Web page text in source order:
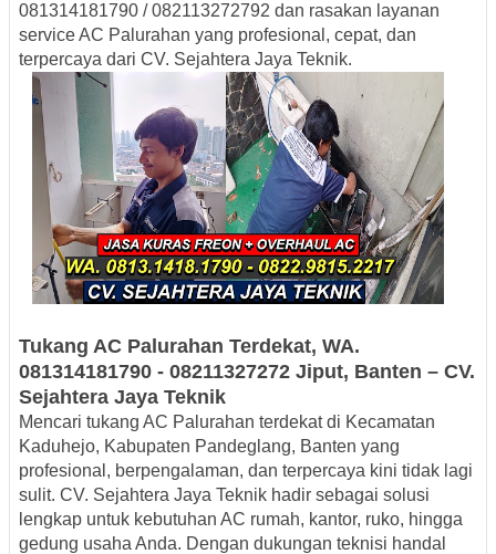
081314181790 / 082113272792 dan rasakan layanan
service AC Palurahan yang profesional, cepat, dan
terpercaya dari CV. Sejahtera Jaya Teknik.
Tukang AC Palurahan Terdekat, WA.
081314181790 - 08211327272 Jiput, Banten – CV.
Sejahtera Jaya Teknik
Mencari tukang AC Palurahan terdekat di Kecamatan
Kaduhejo, Kabupaten Pandeglang, Banten yang
profesional, berpengalaman, dan terpercaya kini tidak lagi
sulit. CV. Sejahtera Jaya Teknik hadir sebagai solusi
lengkap untuk kebutuhan AC rumah, kantor, ruko, hingga
gedung usaha Anda. Dengan dukungan teknisi handal